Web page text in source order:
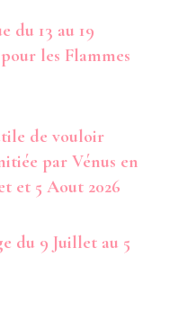
du 13 au 19
les Flammes
de vouloir
par Vénus en
et 5 Aout 2026
du 9 Juillet au 5